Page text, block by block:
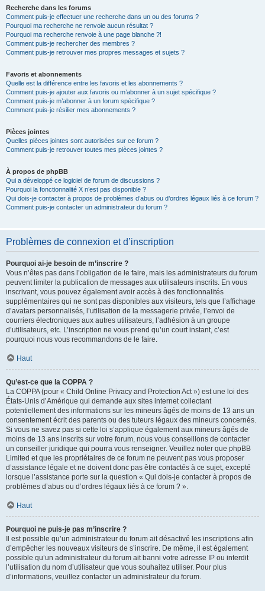
Recherche dans les forums
Comment puis-je effectuer une recherche dans un ou des forums ?
Pourquoi ma recherche ne renvoie aucun résultat ?
Pourquoi ma recherche renvoie à une page blanche ?!
Comment puis-je rechercher des membres ?
Comment puis-je retrouver mes propres messages et sujets ?
Favoris et abonnements
Quelle est la différence entre les favoris et les abonnements ?
Comment puis-je ajouter aux favoris ou m’abonner à un sujet spécifique ?
Comment puis-je m’abonner à un forum spécifique ?
Comment puis-je résilier mes abonnements ?
Pièces jointes
Quelles pièces jointes sont autorisées sur ce forum ?
Comment puis-je retrouver toutes mes pièces jointes ?
À propos de phpBB
Qui a développé ce logiciel de forum de discussions ?
Pourquoi la fonctionnalité X n’est pas disponible ?
Qui dois-je contacter à propos de problèmes d’abus ou d’ordres légaux liés à ce forum ?
Comment puis-je contacter un administrateur du forum ?
Problèmes de connexion et d’inscription
Pourquoi ai-je besoin de m’inscrire ?
Vous n’êtes pas dans l’obligation de le faire, mais les administrateurs du forum
peuvent limiter la publication de messages aux utilisateurs inscrits. En vous
inscrivant, vous pouvez également avoir accès à des fonctionnalités
supplémentaires qui ne sont pas disponibles aux visiteurs, tels que l’affichage
d’avatars personnalisés, l’utilisation de la messagerie privée, l’envoi de
courriers électroniques aux autres utilisateurs, l’adhésion à un groupe
d’utilisateurs, etc. L’inscription ne vous prend qu’un court instant, c’est
pourquoi nous vous recommandons de le faire.
Haut
Qu’est-ce que la COPPA ?
La COPPA (pour « Child Online Privacy and Protection Act ») est une loi des
États-Unis d’Amérique qui demande aux sites internet collectant
potentiellement des informations sur les mineurs âgés de moins de 13 ans un
consentement écrit des parents ou des tuteurs légaux des mineurs concernés.
Si vous ne savez pas si cette loi s’applique également aux mineurs âgés de
moins de 13 ans inscrits sur votre forum, nous vous conseillons de contacter
un conseiller juridique qui pourra vous renseigner. Veuillez noter que phpBB
Limited et que les propriétaires de ce forum ne peuvent pas vous proposer
d’assistance légale et ne doivent donc pas être contactés à ce sujet, excepté
lorsque l’assistance porte sur la question « Qui dois-je contacter à propos de
problèmes d’abus ou d’ordres légaux liés à ce forum ? ».
Haut
Pourquoi ne puis-je pas m’inscrire ?
Il est possible qu’un administrateur du forum ait désactivé les inscriptions afin
d’empêcher les nouveaux visiteurs de s’inscrire. De même, il est également
possible qu’un administrateur du forum ait banni votre adresse IP ou interdit
l’utilisation du nom d’utilisateur que vous souhaitez utiliser. Pour plus
d’informations, veuillez contacter un administrateur du forum.